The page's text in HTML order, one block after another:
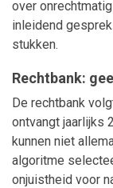
over
inleidend
stukken.
Rechtbank:
De rechtbank
ontvangt jaarlijks
kunnen niet
algoritme
onjuistheid voor